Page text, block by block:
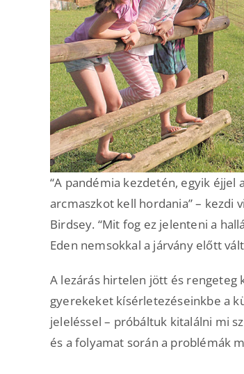
“A pandémia kezdetén, egyik
arcmaszkot kell hordania” – kezdi
Birdsey. “Mit fog ez jelenteni a
Eden nemsokkal a járvány előtt
A lezárás hirtelen jött és rengeteg
gyerekeket kísérletezéseinkbe a
jeleléssel – próbáltuk kitalálni mi
és a folyamat során a problémák